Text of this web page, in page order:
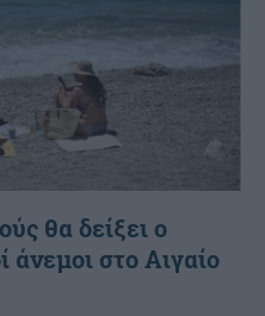
θα δείξει ο
άνεμοι στο Αιγαίο